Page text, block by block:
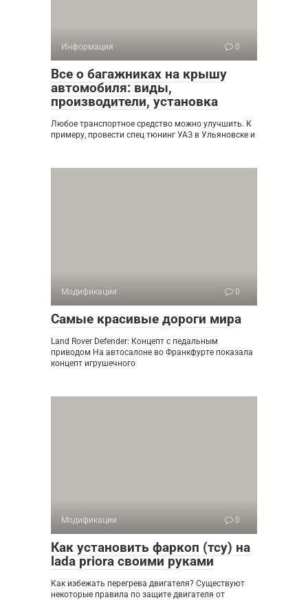
Информация 0
Все о багажниках на крышу
автомобиля: виды,
производители, установка
Любое транспортное средство можно улучшить. К
примеру, провести спец тюнинг УАЗ в Ульяновске и
Модификации 0
Самые красивые дороги мира
Land Rover Defender: Концепт с педальным
приводом На автосалоне во Франкфурте показала
концепт игрушечного
Модификации 0
Как установить фаркоп (тсу) на
lada priora своими руками
Как избежать перегрева двигателя? Существуют
некоторые правила по защите двигателя от